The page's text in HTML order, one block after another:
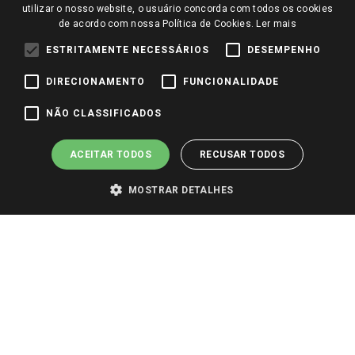
Perguntas frequentes
Identidade Visual
Redes Sociais
Pagamento e Segurança
utilizar o nosso website, o usuário concorda com todos os cookies
de acordo com nossa Política de Cookies. Ler mais
ESTRITAMENTE NECESSÁRIOS DESEMPENHO
DIRECIONAMENTO FUNCIONALIDADE
NÃO CLASSIFICADOS
ACEITAR TODOS RECUSAR TODOS
MOSTRAR DETALHES